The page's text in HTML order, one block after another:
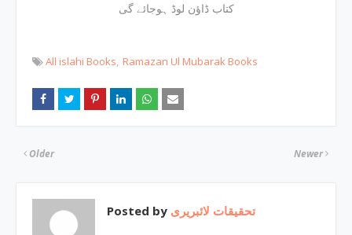
کتاب ڈاؤن لوڈ ہوجائے گی
All islahi Books Ramazan Ul Mubarak Books
Newer
Older
Posted by تحقیقات لائبریری